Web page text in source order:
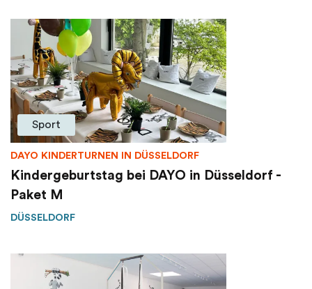
Sport
DAYO KINDERTURNEN IN DÜSSELDORF
Kindergeburtstag bei DAYO in Düsseldorf -
Paket M
DÜSSELDORF